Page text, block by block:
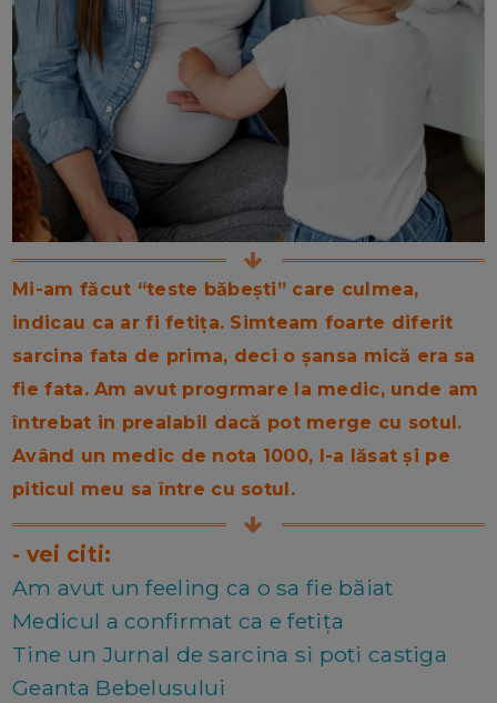
Mi-am făcut “teste băbești” care culmea,
indicau ca ar fi fetița. Simteam foarte diferit
sarcina fata de prima, deci o șansa mică era sa
fie fata. Am avut progrmare la medic, unde am
întrebat in prealabil dacă pot merge cu sotul.
Având un medic de nota 1000, l-a lăsat și pe
piticul meu sa între cu sotul.
- vei citi:
Am avut un feeling ca o sa fie băiat
Medicul a confirmat ca e fetița
Tine un Jurnal de sarcina si poti castiga
Geanta Bebelusului